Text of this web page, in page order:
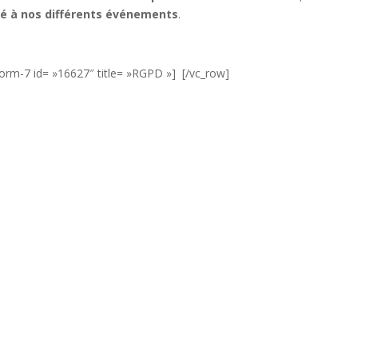
à nos différents événements.
7 id= »16627″ title= »RGPD »] [/vc_row]